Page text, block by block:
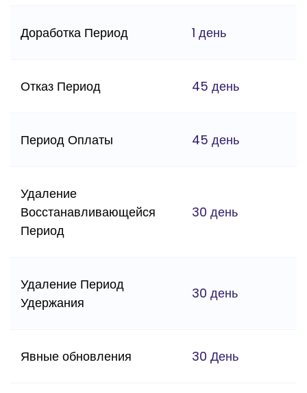
Доработка Период 1 день
Отказ Период 45 день
Период Оплаты 45 день
Удаление
Восстанавливающейся
Период
30 день
Удаление Период
Удержания
30 день
Явные обновления 30 День